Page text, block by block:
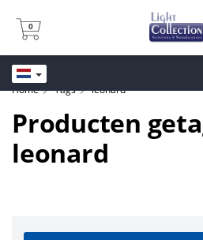
0
0
Home Tags leonard
Producten
leonard